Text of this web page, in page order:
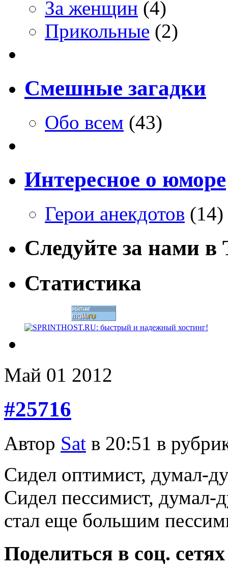
За женщин (4)
Прикольные (2)
Смешные загадки
Обо всем (43)
Интересное о юморе
Герои анекдотов (14)
Следуйте за нами
Статистика
Май 01 2012
#25716
Автор Sat в 20:51 в
Сидел оптимист, думал-
Сидел пессимист, думал-
стал еще большим
Поделиться в соц. сетях